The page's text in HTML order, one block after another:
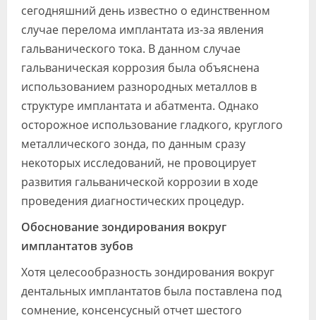
сегодняшний день известно о единственном
случае перелома имплантата из-за явления
гальванического тока. В данном случае
гальваническая коррозия была объяснена
использованием разнородных металлов в
структуре имплантата и абатмента. Однако
осторожное использование гладкого, круглого
металлического зонда, по данным сразу
некоторых исследований, не провоцирует
развития гальванической коррозии в ходе
проведения диагностических процедур.
Обоснование зондирования вокруг
имплантатов зубов
Хотя целесообразность зондирования вокруг
дентальных имплантатов была поставлена под
сомнение, консенсусный отчет шестого